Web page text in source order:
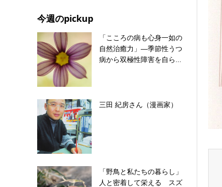
今週のpickup
「こころの病も心身一如の
自然治癒力」―季節性うつ
病から双極性障害を自ら...
三田 紀房さん（漫画家）
「野鳥と私たちの暮らし」
人と密着して栄える スズ